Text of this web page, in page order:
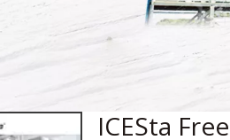
ICESta